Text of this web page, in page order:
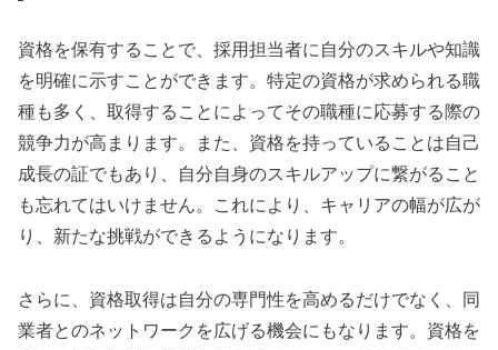
資格を保有することで、採用担当者に自分のスキルや知識
を明確に示すことができます。特定の資格が求められる職
種も多く、取得することによってその職種に応募する際の
競争力が高まります。また、資格を持っていることは自己
成長の証でもあり、自分自身のスキルアップに繋がること
も忘れてはいけません。これにより、キャリアの幅が広が
り、新たな挑戦ができるようになります。
さらに、資格取得は自分の専門性を高めるだけでなく、同
業者とのネットワークを広げる機会にもなります。資格を